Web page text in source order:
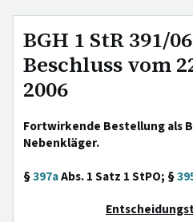
BGH 1 StR 391/
Beschluss vom
2006
Fortwirkende Bestellung als
Nebenkläger.
§397aAbs. 1 Satz 1 StPO; §